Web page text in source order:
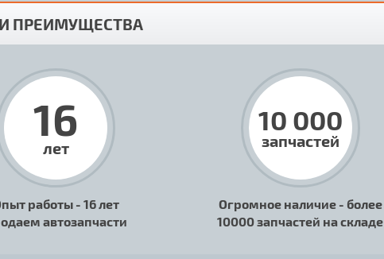
ПРЕИМУЩЕСТВА
16
лет
работы - 16 лет
автозапчасти
10 000
запчастей
Огромное наличие - более
10000 запчастей на складе